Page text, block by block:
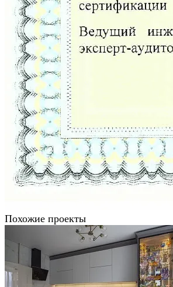
Похожие проекты